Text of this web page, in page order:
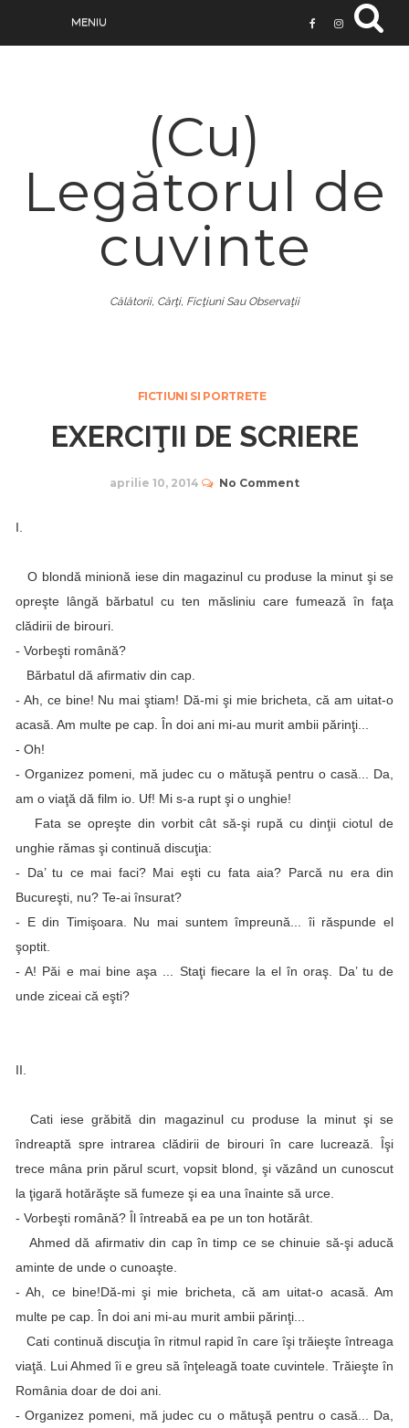
(Cu)
Legătorul de
cuvinte
Călătorii, Cărţi, Ficţiuni Sau Observaţii
FICTIUNI SI PORTRETE
EXERCIŢII DE SCRIERE
aprilie 10, 2014 No Comment
I.
O blondă minionă iese din magazinul cu produse la minut şi se
opreşte lângă bărbatul cu ten măsliniu care fumează în faţa
clădirii de birouri.
- Vorbeşti română?
Bărbatul dă afirmativ din cap.
- Ah, ce bine! Nu mai ştiam! Dă-mi şi mie bricheta, că am uitat-o
acasă. Am multe pe cap. În doi ani mi-au murit ambii părinţi...
- Oh!
- Organizez pomeni, mă judec cu o mătuşă pentru o casă... Da,
am o viaţă dă film io. Uf! Mi s-a rupt şi o unghie!
Fata se opreşte din vorbit cât să-şi rupă cu dinţii ciotul de
unghie rămas şi continuă discuţia:
- Da’ tu ce mai faci? Mai eşti cu fata aia? Parcă nu era din
Bucureşti, nu? Te-ai însurat?
- E din Timişoara. Nu mai suntem împreună... îi răspunde el
şoptit.
- A! Păi e mai bine aşa ... Staţi fiecare la el în oraş. Da’ tu de
unde ziceai că eşti?
II.
Cati iese grăbită din magazinul cu produse la minut şi se
îndreaptă spre intrarea clădirii de birouri în care lucrează. Îşi
trece mâna prin părul scurt, vopsit blond, şi văzând un cunoscut
la ţigară hotărăşte să fumeze şi ea una înainte să urce.
- Vorbeşti română? Îl întreabă ea pe un ton hotărât.
Ahmed dă afirmativ din cap în timp ce se chinuie să-şi aducă
aminte de unde o cunoaşte.
- Ah, ce bine!Dă-mi şi mie bricheta, că am uitat-o acasă. Am
multe pe cap. În doi ani mi-au murit ambii părinţi...
Cati continuă discuţia în ritmul rapid în care îşi trăieşte întreaga
viaţă. Lui Ahmed îi e greu să înţeleagă toate cuvintele. Trăieşte în
România doar de doi ani.
- Organizez pomeni, mă judec cu o mătuşă pentru o casă... Da,